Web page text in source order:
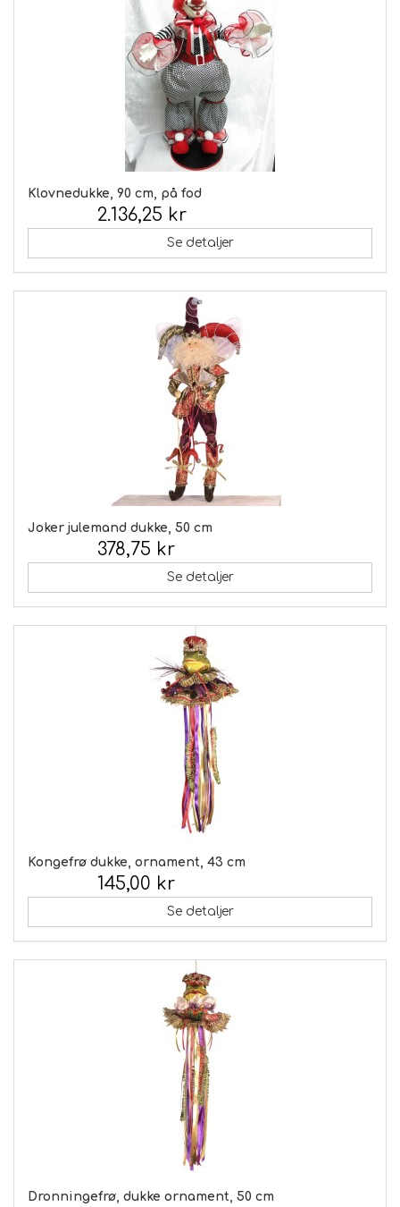
Klovnedukke, 90 cm, på fod
2.136,25 kr
Se detaljer
Joker julemand dukke, 50 cm
378,75 kr
Se detaljer
Kongefrø dukke, ornament, 43 cm
145,00 kr
Se detaljer
Dronningefrø, dukke ornament, 50 cm